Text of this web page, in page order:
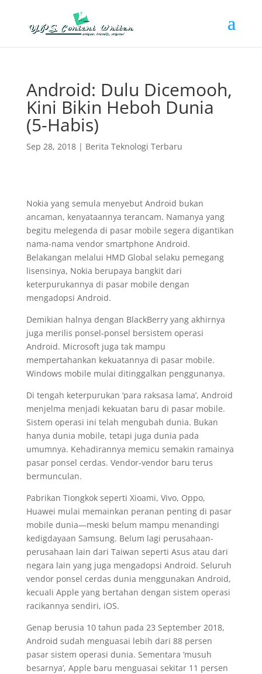
Android: Dulu Dicemooh,
Kini Bikin Heboh Dunia
(5-Habis)
Sep 28, 2018| Berita Teknologi Terbaru
Nokia yang semula menyebut Android bukan
ancaman, kenyataannya terancam. Namanya yang
begitu melegenda di pasar mobile segera digantikan
nama-nama vendor smartphone Android.
Belakangan melalui HMD Global selaku pemegang
lisensinya, Nokia berupaya bangkit dari
keterpurukannya di pasar mobile dengan
mengadopsi Android.
Demikian halnya dengan BlackBerry yang akhirnya
juga merilis ponsel-ponsel bersistem operasi
Android. Microsoft juga tak mampu
mempertahankan kekuatannya di pasar mobile.
Windows mobile mulai ditinggalkan penggunanya.
Di tengah keterpurukan ‘para raksasa lama’, Android
menjelma menjadi kekuatan baru di pasar mobile.
Sistem operasi ini telah mengubah dunia. Bukan
hanya dunia mobile, tetapi juga dunia pada
umumnya. Kehadirannya memicu semakin ramainya
pasar ponsel cerdas. Vendor-vendor baru terus
bermunculan.
Pabrikan Tiongkok seperti Xioami, Vivo, Oppo,
Huawei mulai memainkan peranan penting di pasar
mobile dunia—meski belum mampu menandingi
kedigdayaan Samsung. Belum lagi perusahaan-
perusahaan lain dari Taiwan seperti Asus atau dari
negara lain yang juga mengadopsi Android. Seluruh
vendor ponsel cerdas dunia menggunakan Android,
kecuali Apple yang bertahan dengan sistem operasi
racikannya sendiri, iOS.
Genap berusia 10 tahun pada 23 September 2018,
Android sudah menguasai lebih dari 88 persen
pasar sistem operasi dunia. Sementara ‘musuh
besarnya’, Apple baru menguasai sekitar 11 persen